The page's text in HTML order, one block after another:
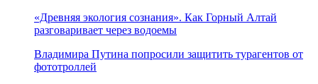
«Древняя экология сознания». Как Горный Алтай
разговаривает через водоемы
Владимира Путина попросили защитить турагентов от
фототроллей